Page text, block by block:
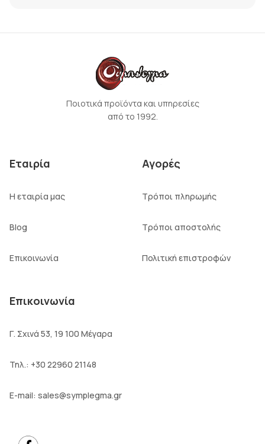
Ποιοτικά προϊόντα και υπηρεσίες
από το 1992.
Εταιρία
Η εταιρία μας
Blog
Επικοινωνία
Αγορές
Τρόποι πληρωμής
Τρόποι αποστολής
Πολιτική επιστροφών
Επικοινωνία
Γ. Σχινά 53, 19 100 Μέγαρα
Τηλ.: +30 22960 21148
E-mail: sales@symplegma.gr